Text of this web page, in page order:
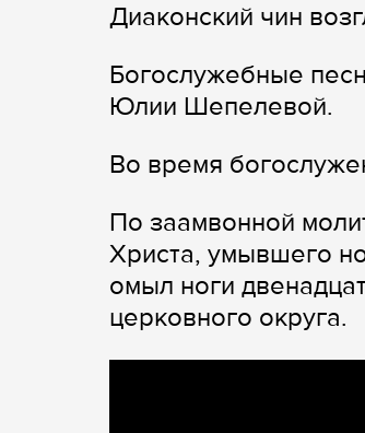
Диаконский чин
Богослужебные
Юлии Шепелевой.
Во время
По заамвонной
Христа, умывшего
омыл ноги
церковного округа.